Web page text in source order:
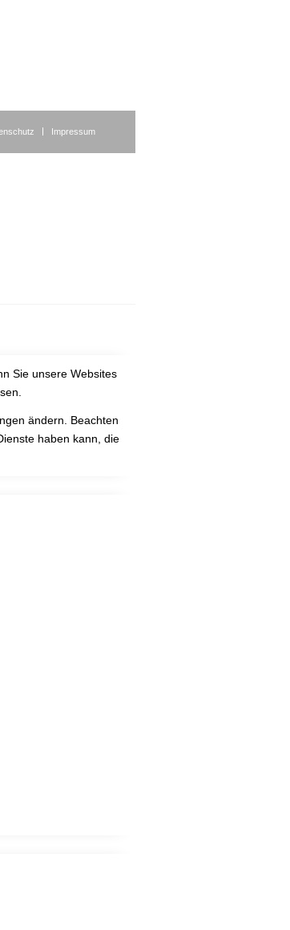
Impressum
Sie unsere Websites
ändern. Beachten
haben kann, die